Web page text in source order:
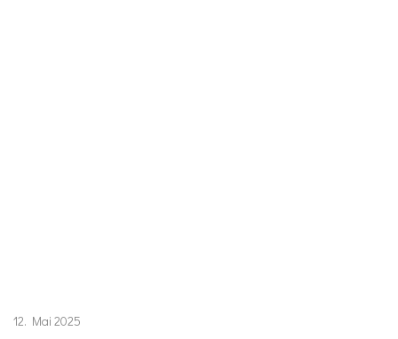
12. Mai 2025